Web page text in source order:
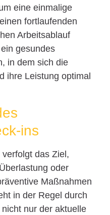
eine einmalige
fortlaufenden
Arbeitsablauf
gesundes
in dem sich die
ihre Leistung optimal
ins
das Ziel,
oder
Maßnahmen
in der Regel durch
nur der aktuelle